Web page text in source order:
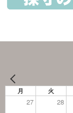
月 火
27 28